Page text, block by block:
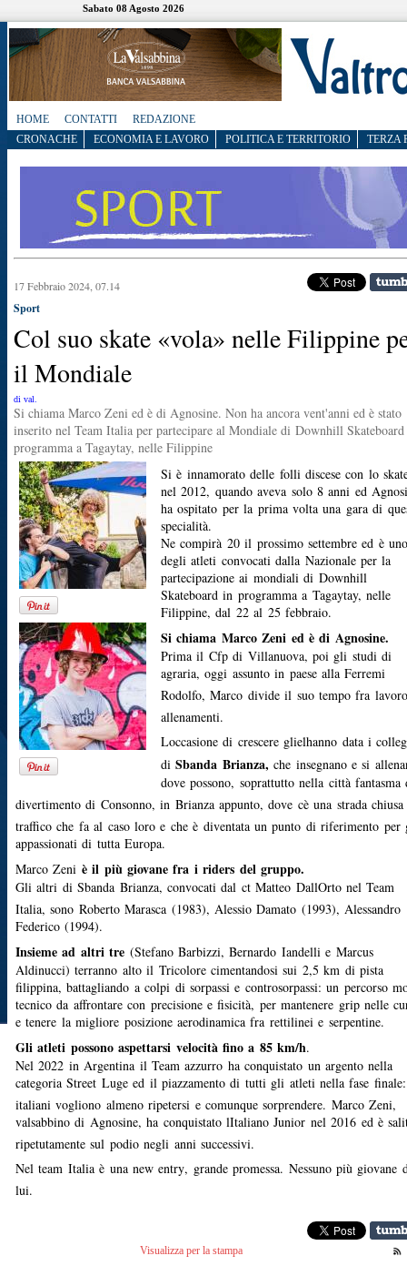
Sabato 08 Agosto 2026
HOME CONTATTI
REDAZIONE
CRONACHE
ECONOMIA E LAVORO POLITICA E TERRITORIO TERZA
17 Febbraio 2024, 07.14
Sport
Col suo skate «vola» nelle Filippine
il Mondiale
di val.
Si chiama Marco Zeni ed è di Agnosine. Non ha ancora vent'anni ed è stato
inserito nel Team Italia per partecipare al Mondiale di Downhill
programma a Tagaytay, nelle Filippine
Si è innamorato delle folli discese con lo
nel 2012, quando aveva solo 8 anni ed
ha ospitato per la prima volta una gara di
specialità.
Ne compirà 20 il prossimo settembre ed è
degli atleti convocati dalla Nazionale per la
partecipazione ai mondiali di Downhill
Skateboard in programma a Tagaytay, nelle
Filippine, dal 22 al 25 febbraio.
Si chiama Marco Zeni ed è di Agnosine.
Prima il Cfp di Villanuova, poi gli studi di
agraria, oggi assunto in paese alla Ferremi
Rodolfo, Marco divide il suo tempo fra
allenamenti.
Loccasione di crescere glielhanno data i
diSbanda Brianza, che insegnano e si
dove possono, soprattutto nella città fantasma
divertimento di Consonno, in Brianza appunto, dove cè una strada
traffico che fa al caso loro e che è diventata un punto di riferimento per
appassionati di tutta Europa.
Marco Zeni è il più giovane fra i riders del gruppo.
Gli altri di Sbanda Brianza, convocati dal ct Matteo DallOrto nel Team
Italia, sono Roberto Marasca (1983), Alessio Damato (1993), Alessandro
Federico (1994).
Insieme ad altri tre (Stefano Barbizzi, Bernardo Iandelli e Marcus
Aldinucci) terranno alto il Tricolore cimentandosi sui 2,5 km di pista
filippina, battagliando a colpi di sorpassi e controsorpassi: un percorso
tecnico da affrontare con precisione e fisicità, per mantenere grip nelle
e tenere la migliore posizione aerodinamica fra rettilinei e serpentine.
Gli atleti possono aspettarsi velocità fino a 85 km/h.
Nel 2022 in Argentina il Team azzurro ha conquistato un argento nella
categoria Street Luge ed il piazzamento di tutti gli atleti nella fase
italiani vogliono almeno ripetersi e comunque sorprendere. Marco Zeni,
valsabbino di Agnosine, ha conquistato lItaliano Junior nel 2016 ed è
ripetutamente sul podio negli anni successivi.
Nel team Italia è una new entry, grande promessa. Nessuno più giovane
lui.
Visualizza per la stampa